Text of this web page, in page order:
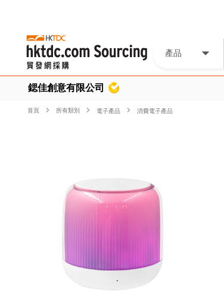
產品
鍶佳創意有限公司
首頁 所有類別 電子產品 消費電子產品